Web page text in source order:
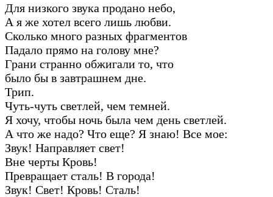
Для низкого звука продано небо,
А я же хотел всего лишь любви.
Сколько много разных фрагментов
Падало прямо на голову мне?
Грани странно обжигали то, что
было бы в завтрашнем дне.
Трип.
Чуть-чуть светлей, чем темней.
Я хочу, чтобы ночь была чем день светлей.
А что же надо? Что еще? Я знаю! Все мое:
Звук! Направляет свет!
Вне черты Кровь!
Превращает сталь! В города!
Звук! Свет! Кровь! Сталь!